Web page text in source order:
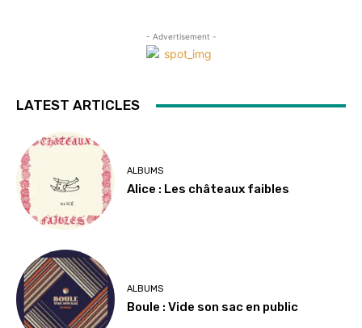
- Advertisement -
LATEST ARTICLES
ALBUMS
Alice : Les châteaux faibles
ALBUMS
Boule : Vide son sac en public